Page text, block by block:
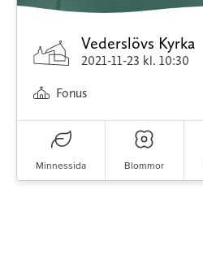
Vederslövs Kyrka
2021-11-23 kl. 10:30
Fonus
Minnessida Blommor